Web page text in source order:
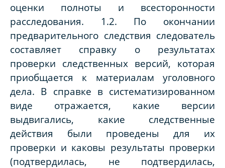
оценки полноты и всесторонности
расследования. 1.2. По окончании
предварительного следствия следователь
составляет справку о результатах
проверки следственных версий, которая
приобщается к материалам уголовного
дела. В справке в систематизированном
виде отражается, какие версии
выдвигались, какие следственные
действия были проведены для их
проверки и каковы результаты проверки
(подтвердилась, не подтвердилась,